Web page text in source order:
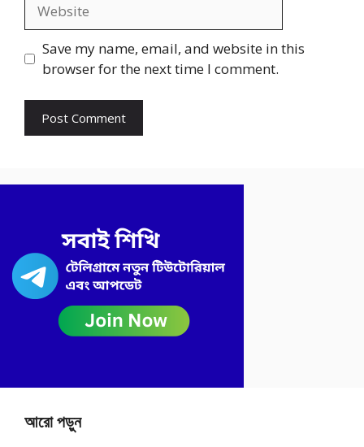
Save my name, email, and website in this
browser for the next time I comment.
আরো পড়ুন